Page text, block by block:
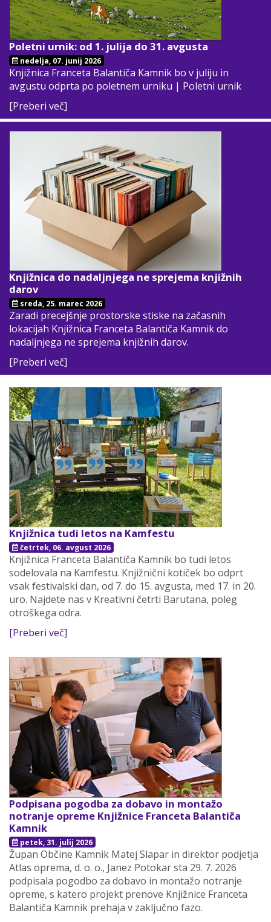
Poletni urnik: od 1. julija do 31. avgusta
nedelja, 07. junij 2026
Knjižnica Franceta Balantiča Kamnik bo v juliju in
avgustu odprta po poletnem urniku | Poletni urnik
[Preberi več]
Knjižnica do nadaljnjega ne sprejema knjižnih
darov
sreda, 25. marec 2026
Zaradi precejšnje prostorske stiske na začasnih
lokacijah Knjižnica Franceta Balantiča Kamnik do
nadaljnjega ne sprejema knjižnih darov.
[Preberi več]
Knjižnica tudi letos na Kamfestu
četrtek, 06. avgust 2026
Knjižnica Franceta Balantiča Kamnik bo tudi letos
sodelovala na Kamfestu. Knjižnični kotiček bo odprt
vsak festivalski dan, od 7. do 15. avgusta, med 17. in 20.
uro. Najdete nas v Kreativni četrti Barutana, poleg
otroškega odra.
[Preberi več]
Podpisana pogodba za dobavo in montažo
notranje opreme Knjižnice Franceta Balantiča
Kamnik
petek, 31. julij 2026
Župan Občine Kamnik Matej Slapar in direktor podjetja
Atlas oprema, d. o. o., Janez Potokar sta 29. 7. 2026
podpisala pogodbo za dobavo in montažo notranje
opreme, s katero projekt prenove Knjižnice Franceta
Balantiča Kamnik prehaja v zaključno fazo.